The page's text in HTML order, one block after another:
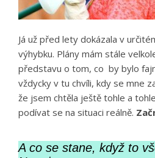
Já už před lety dokázala v
výhybku. Plány mám stále
představu o tom, co by bylo
vždycky v tu chvíli, kdy se mne
že jsem chtěla ještě tohle a
podívat se na situaci reálně.
A co se stane, když to